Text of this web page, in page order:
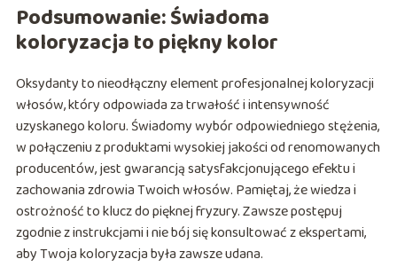
Podsumowanie: Świadoma
koloryzacja to piękny kolor
Oksydanty to nieodłączny element profesjonalnej koloryzacji
włosów, który odpowiada za trwałość i intensywność
uzyskanego koloru. Świadomy wybór odpowiedniego stężenia,
w połączeniu z produktami wysokiej jakości od renomowanych
producentów, jest gwarancją satysfakcjonującego efektu i
zachowania zdrowia Twoich włosów. Pamiętaj, że wiedza i
ostrożność to klucz do pięknej fryzury. Zawsze postępuj
zgodnie z instrukcjami i nie bój się konsultować z ekspertami,
aby Twoja koloryzacja była zawsze udana.